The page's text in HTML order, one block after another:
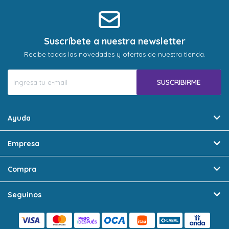
Suscríbete a nuestra newsletter
Recibe todas las novedades y ofertas de nuestra tienda.
SUSCRIBIRME
Ayuda
Empresa
Compra
Seguinos